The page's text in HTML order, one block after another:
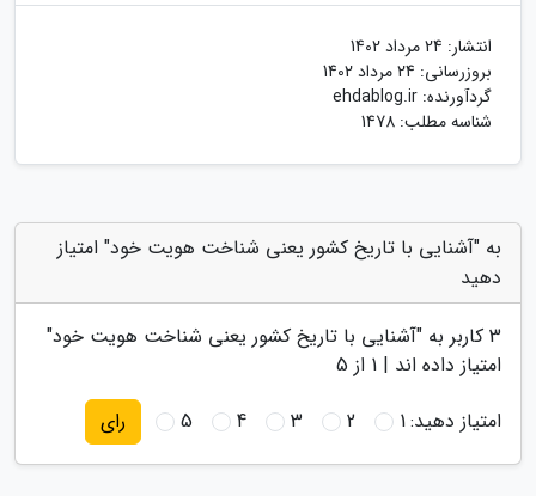
انتشار: 24 مرداد 1402
بروزرسانی: 24 مرداد 1402
گردآورنده: ehdablog.ir
شناسه مطلب: 1478
به "آشنایی با تاریخ کشور یعنی شناخت هویت خود" امتیاز
دهید
3 کاربر به "آشنایی با تاریخ کشور یعنی شناخت هویت خود"
امتیاز داده اند | 1 از 5
امتیاز دهید:1
2
3
4
5 رای